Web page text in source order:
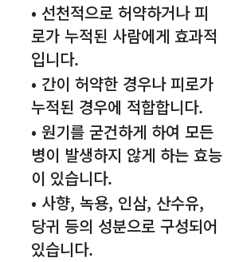
• 선천적으로 허약하거나 피
로가 누적된 사람에게 효과적
입니다.
• 간이 허약한 경우나 피로가
누적된 경우에 적합합니다.
• 원기를 굳건하게 하여 모든
병이 발생하지 않게 하는 효능
이 있습니다.
• 사향, 녹용, 인삼, 산수유,
당귀 등의 성분으로 구성되어
있습니다.